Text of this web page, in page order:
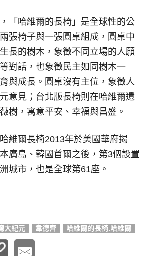
「哈維爾的長椅」是全球性的公
張椅子與一張圓桌組成，圓桌中
長的樹木，象徵不同立場的人願
對話，也象徵民主如同樹木一
與成長。圓桌沒有主位，象徵人
意見；台北版長椅則在哈維爾遺
樹，寓意平安、幸福與昌盛。
維爾長椅2013年於美國華府揭
廣島、韓國首爾之後，第3個設置
城市，也是全球第61座。
大紀元 韋德齊 哈維爾的長椅.哈維爾